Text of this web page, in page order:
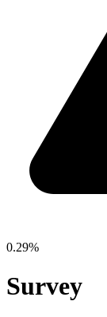
0.29%
Survey